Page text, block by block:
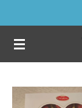
springen